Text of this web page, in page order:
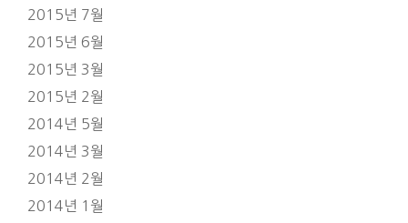
2015년 7월
2015년 6월
2015년 3월
2015년 2월
2014년 5월
2014년 3월
2014년 2월
2014년 1월